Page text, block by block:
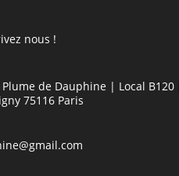
nous !
Plume de Dauphine | Local
75116 Paris